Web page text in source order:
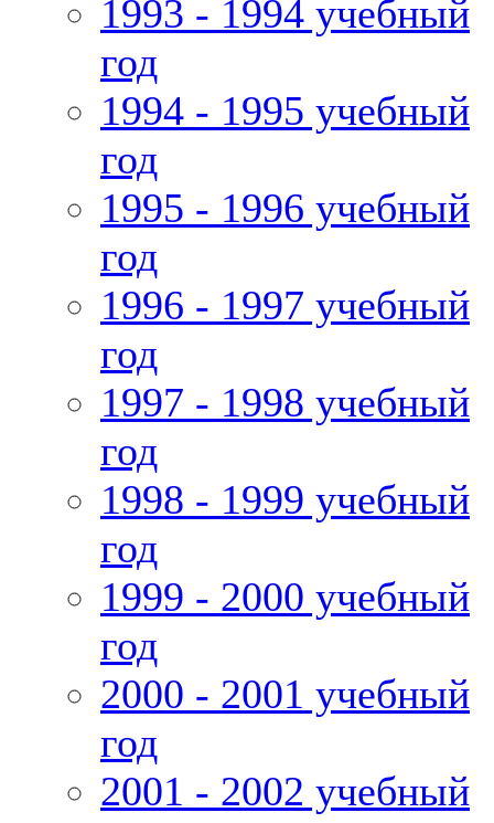
1993 - 1994 учебный
год
1994 - 1995 учебный
год
1995 - 1996 учебный
год
1996 - 1997 учебный
год
1997 - 1998 учебный
год
1998 - 1999 учебный
год
1999 - 2000 учебный
год
2000 - 2001 учебный
год
2001 - 2002 учебный